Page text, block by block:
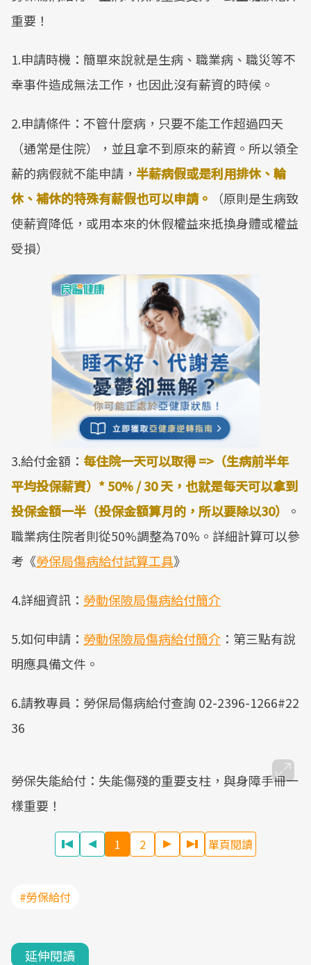
重要！
1.申請時機：簡單來說就是生病、職業病、職災等不
幸事件造成無法工作，也因此沒有薪資的時候。
2.申請條件：不管什麼病，只要不能工作超過四天
（通常是住院），並且拿不到原來的薪資。所以領全
薪的病假就不能申請， 半薪病假或是利用排休、輪
休、補休的特殊有薪假也可以申請。
（原則是生病致
使薪資降低，或用本來的休假權益來抵換身體或權益
受損）
3.給付金額： 每住院一天可以取得 =>（生病前半年
平均投保薪資）* 50% / 30 天，也就是每天可以拿到
投保金額一半（投保金額算月的，所以要除以30）
。
職業病住院者則從50%調整為70%。詳細計算可以參
考《勞保局傷病給付試算工具》
4.詳細資訊： 勞動保險局傷病給付簡介
5.如何申請： 勞動保險局傷病給付簡介 ：第三點有說
明應具備文件。
6.請教專員：勞保局傷病給付查詢 02-2396-1266#22
36
勞保失能給付：失能傷殘的重要支柱，與身障手冊一
樣重要！
1 2 單頁閱讀
#勞保給付
延伸閱讀